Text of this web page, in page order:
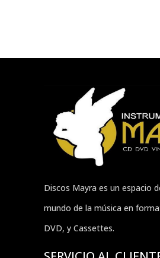
Discos Mayra es un espacio
mundo de la música en
DVD, y Cassettes.